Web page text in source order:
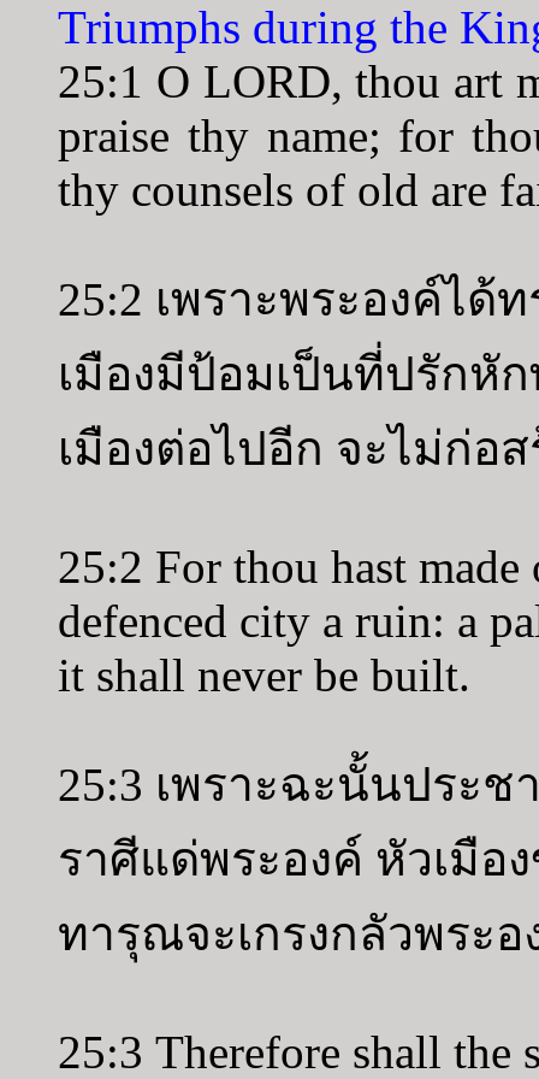
Triumphs during the
25:1 O LORD, thou art
praise thy name; for
thy counsels of old are
25:2 เพราะพระองค์ได้
เมืองมีป้อมเป็นที่ปรักหั
เมืองต่อไปอีก จะไม่ก่อ
25:2 For thou hast
defenced city a ruin: a
it shall never be built.
25:3 เพราะฉะนั้นประ
ราศีแด่พระองค์ หัวเมือ
ทารุณจะเกรงกลัวพระอ
25:3 Therefore shall the